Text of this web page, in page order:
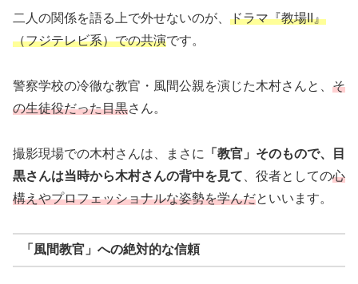
二人の関係を語る上で外せないのが、 ドラマ『教場II』
（フジテレビ系）での共演です。
警察学校の冷徹な教官・風間公親を演じた木村さんと、 そ
の生徒役だった目黒さん。
撮影現場での木村さんは、まさに
「教官」そのもので、目
黒さんは当時から木村さんの背中を見て 、役者としての心
構えやプロフェッショナルな姿勢を学んだといいます。
「風間教官」への絶対的な信頼